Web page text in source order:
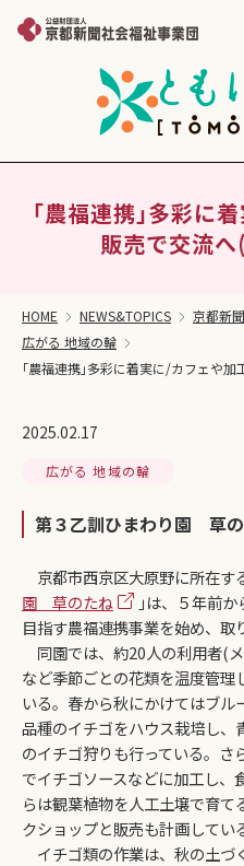
｢農福連携｣多彩に
販売で交流
HOME NEWS&TOPICS
京都新
広がる 地域の輪
｢農福連携｣多彩に着実に/カフェや
2025.02.17
広がる 地域の輪
第３乙訓ひまわり園 草
京都市西京区大原野に所在す
園 草のたね
｣は、５年前
目指す農福連携事業を始め、取
同園では、約20人の利用者(
など季節ごとの花類を温度管
いる。春から秋にかけてはブル
品種のイチゴをハウス栽培し、
のイチゴ狩りも行っている。
でイチゴソースなどに加工し、
らは観葉植物を人工土壌で育
クショップと販売も計画してい
イチゴ類の作業は、秋の土づ